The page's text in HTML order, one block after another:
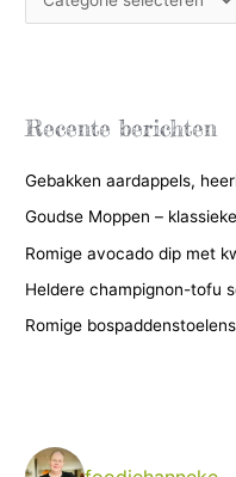
a
g
r
i
e
ë
Recente berichten
Gebakken aardappels,
Goudse Moppen –
Romige avocado dip met
Heldere champignon-tofu
Romige